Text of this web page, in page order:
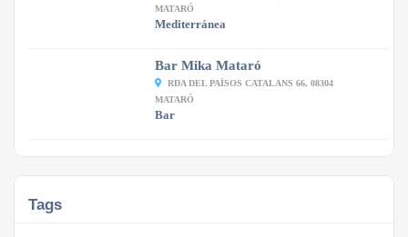
MATARÓ
Mediterránea
Bar Mika Mataró
RDA DEL PAÏSOS CATALANS 66, 08304
MATARÓ
Bar
Tags